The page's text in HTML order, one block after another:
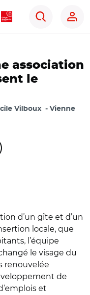
Rechercher
association
le
Vilboux Vienne
Facebook
sur Linkedin
page sur Twitter
cette page sur
d’un gîte et d’un
locale, que
l’équipe
le visage du
renouvelée
de
et